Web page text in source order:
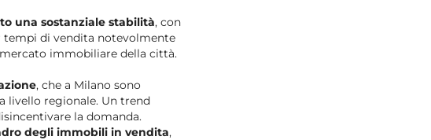
una sostanziale stabilità, con
tempi di vendita notevolmente
immobiliare della città.
, che a Milano sono
livello regionale. Un trend
la domanda.
degli immobili in vendita,